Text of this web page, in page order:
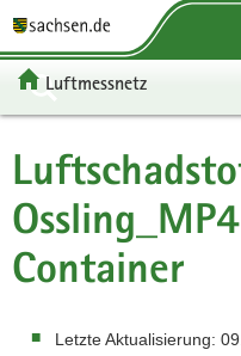
o
r
t
a
ü
b
e
r
g
e
P
o
r
t
l
n
a
v
i
a
P
o
r
a
l
t
h
e
e
H
a
p
t
i
n
h
W
i
t
e
r
e
n
e
r
v
i
c
Portalübergreifende
Luftmessnetz
Container
Letzte Aktualisierung: